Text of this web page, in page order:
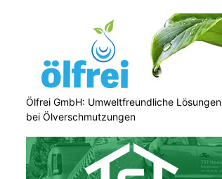
Ölfrei GmbH: Umweltfreundliche Lösungen
bei Ölverschmutzungen